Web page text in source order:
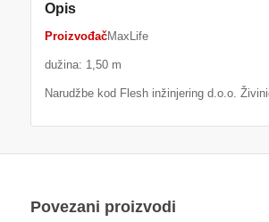
Opis
ProizvođačMaxLife
dužina: 1,50 m
Narudžbe kod Flesh inžinjering d.o.o.
Povezani proizvodi